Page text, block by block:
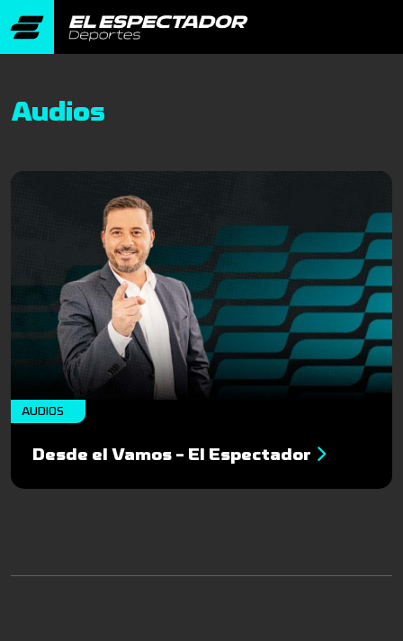
Audios
AUDIOS
Desde el Vamos - El Espectador